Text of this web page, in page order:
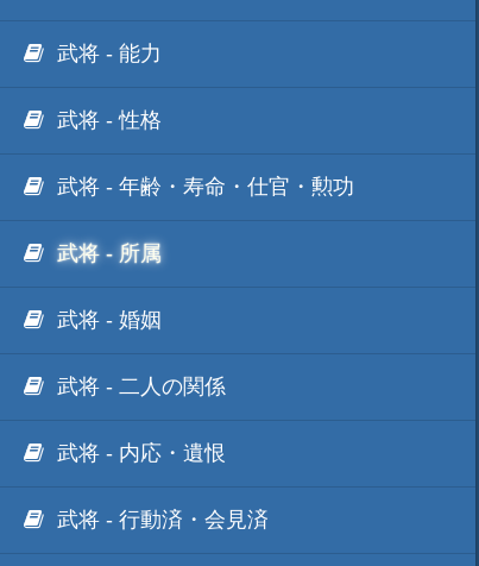
武将 - 能力
武将 - 性格
武将 - 年齢・寿命・仕官・勲功
武将 - 所属
武将 - 婚姻
武将 - 二人の関係
武将 - 内応・遺恨
武将 - 行動済・会見済